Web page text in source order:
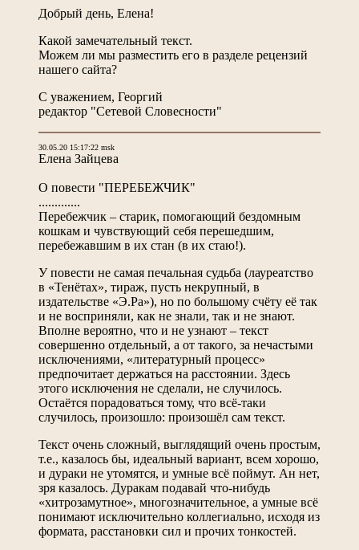
Добрый день, Елена!
Какой замечательный текст.
Можем ли мы разместить его в разделе рецензий
нашего сайта?
С уважением, Георгий
редактор "Сетевой Словесности"
30.05.20 15:17:22 msk
Елена Зайцева
О повести "ПЕРЕБЕЖЧИК"
.............
Перебежчик – старик, помогающий бездомным
кошкам и чувствующий себя перешедшим,
перебежавшим в их стан (в их стаю!).
У повести не самая печальная судьба (лауреатство
в «Тенётах», тираж, пусть некрупный, в
издательстве «Э.Ра»), но по большому счёту её так
и не восприняли, как не знали, так и не знают.
Вполне вероятно, что и не узнают – текст
совершенно отдельный, а от такого, за нечастыми
исключениями, «литературный процесс»
предпочитает держаться на расстоянии. Здесь
этого исключения не сделали, не случилось.
Остаётся порадоваться тому, что всё-таки
случилось, произошло: произошёл сам текст.
Текст очень сложный, выглядящий очень простым,
т.е., казалось бы, идеальный вариант, всем хорошо,
и дураки не утомятся, и умные всё поймут. Ан нет,
зря казалось. Дуракам подавай что-нибудь
«хитрозамутное», многозначительное, а умные всё
понимают исключительно коллегиально, исходя из
формата, расстановки сил и прочих тонкостей.